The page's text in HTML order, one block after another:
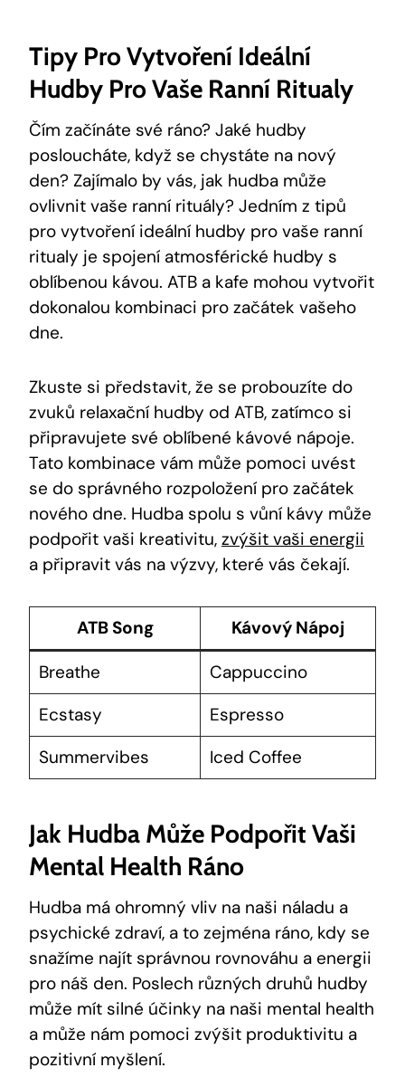
Tipy Pro Vytvoření Ideální
Hudby Pro Vaše Ranní Ritualy
Čím začínáte své ráno? Jaké hudby
posloucháte, když se chystáte na nový
den? Zajímalo by vás, jak hudba může
ovlivnit vaše ranní rituály? Jedním z tipů
pro vytvoření ideální hudby pro vaše ranní
ritualy je spojení atmosférické hudby s
oblíbenou kávou. ATB a kafe mohou vytvořit
dokonalou kombinaci pro začátek vašeho
dne.
Zkuste si představit, že se probouzíte do
zvuků relaxační hudby od ATB, zatímco si
připravujete své oblíbené kávové nápoje.
Tato kombinace vám může pomoci uvést
se do správného rozpoložení pro začátek
nového dne. Hudba spolu s vůní kávy může
podpořit vaši kreativitu, zvýšit vaši energii
a připravit vás na výzvy, které vás čekají.
ATB Song
Kávový Nápoj
Breathe
Cappuccino
Ecstasy
Espresso
Summervibes
Iced Coffee
Jak Hudba Může Podpořit Vaši
Mental Health Ráno
Hudba má ohromný vliv na naši náladu a
psychické zdraví, a to zejména ráno, kdy se
snažíme najít správnou rovnováhu a energii
pro náš den. Poslech různých druhů hudby
může mít silné účinky na naši mental health
a může nám pomoci zvýšit produktivitu a
pozitivní myšlení.